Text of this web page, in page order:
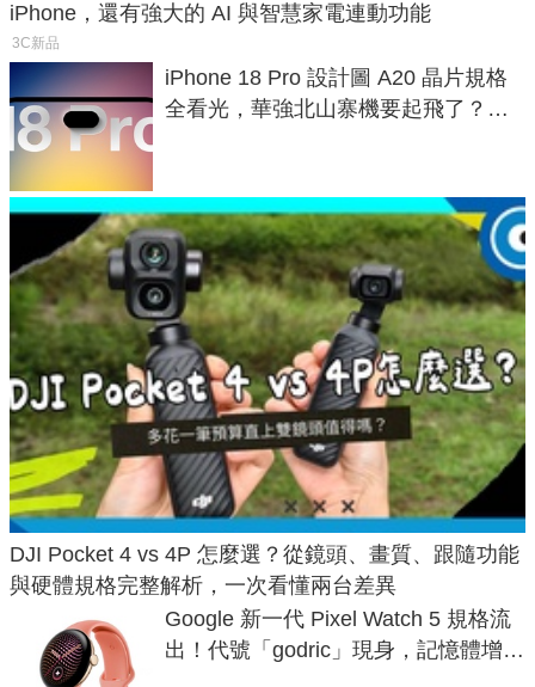
iPhone，還有強大的 AI 與智慧家電連動功能
3C新品
iPhone 18 Pro 設計圖 A20 晶片規格
全看光，華強北山寨機要起飛了？專
DJI Pocket 4 vs 4P 怎麼選？從鏡頭、畫質、跟隨功能
與硬體規格完整解析，一次看懂兩台差異
Google 新一代 Pixel Watch 5 規格流
出！代號「godric」現身，記憶體增強